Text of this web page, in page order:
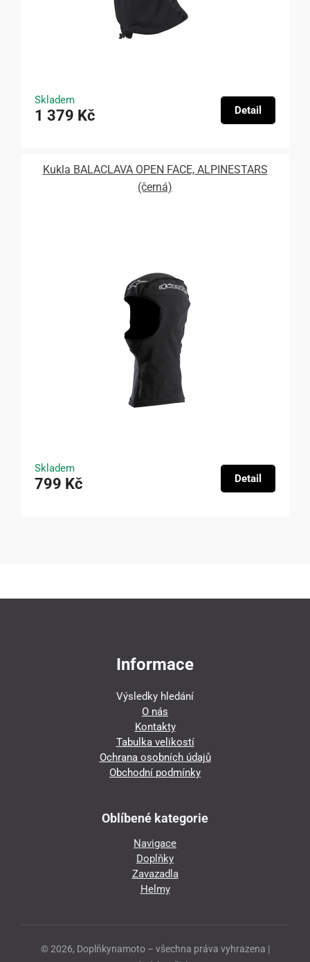
Skladem
1 379 Kč Detail
Kukla BALACLAVA OPEN FACE, ALPINESTARS
(černá)
Skladem
799 Kč Detail
Informace
Výsledky hledání
O nás
Kontakty
Tabulka velikostí
Ochrana osobních údajů
Obchodní podmínky
Oblíbené kategorie
Navigace
Doplňky
Zavazadla
Helmy
© 2026, Doplňkynamoto – všechna práva vyhrazena |